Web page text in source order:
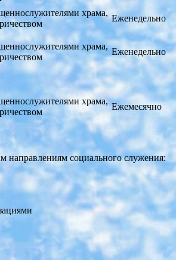
храма,
Еженедельно
храма,
Еженедельно
храма,
Ежемесячно
направлениям социального служения: